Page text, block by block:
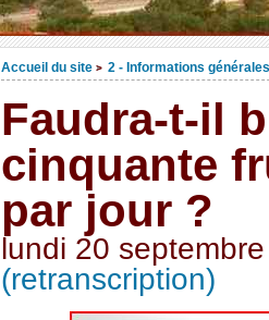
Accueil du site > 2 - Informations générales
Faudra-t-il
cinquante
par jour ?
lundi 20
(retranscription)